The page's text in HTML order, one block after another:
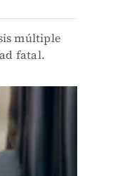
múltiple
fatal.